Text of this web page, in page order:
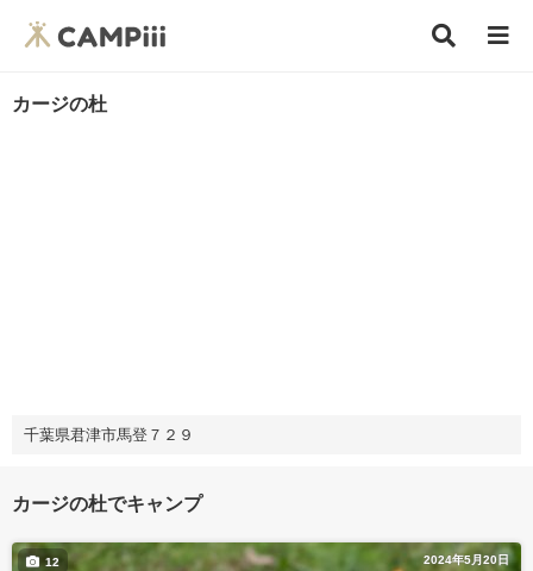
カージの杜
千葉県君津市馬登７２９
カージの杜でキャンプ
2024年5月20日
12